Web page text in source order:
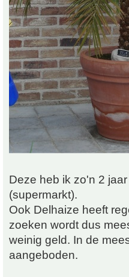
Deze heb ik zo'n 2
(supermarkt).
Ook Delhaize heeft
zoeken wordt dus
weinig geld. In de
aangeboden.